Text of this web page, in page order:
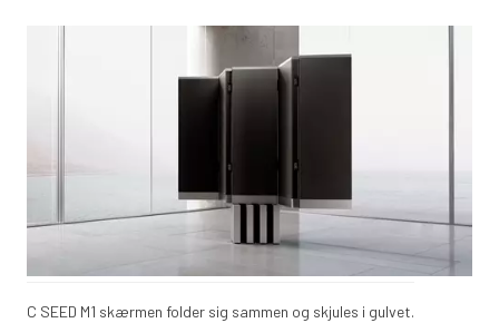
C SEED M1 skærmen folder sig sammen og skjules i gulvet.